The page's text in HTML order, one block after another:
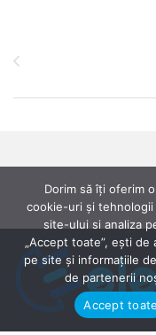
Dorim să îți oferim
cookie-uri și
site-ului si analiza
„Accept toate”, ești
pe site și informațiile
de partenerii
Accept toate